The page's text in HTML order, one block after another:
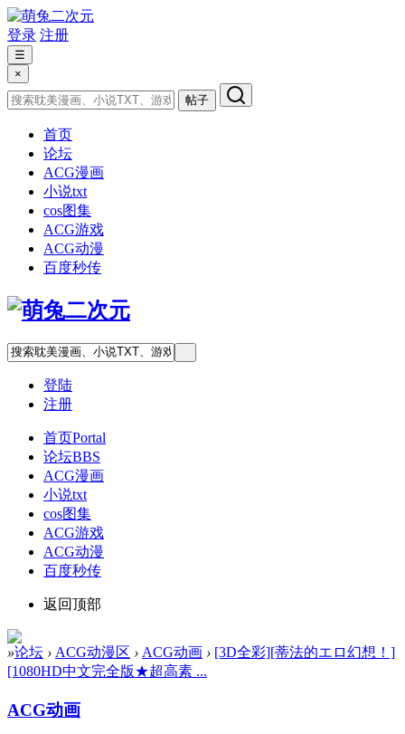
登录 注册
☰
×
帖子
首页
论坛
ACG漫画
小说txt
cos图集
ACG游戏
ACG动漫
百度秒传
登陆
注册
首页Portal
论坛BBS
ACG漫画
小说txt
cos图集
ACG游戏
ACG动漫
百度秒传
返回顶部
»论坛 › ACG动漫区 › ACG动画 › [3D全彩][蒂法的エロ幻想！]
[1080HD中文完全版★超高素 ...
ACG动画